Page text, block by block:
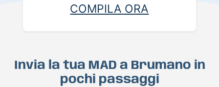
COMPILA ORA
Invia la tua MAD a Brumano in
pochi passaggi